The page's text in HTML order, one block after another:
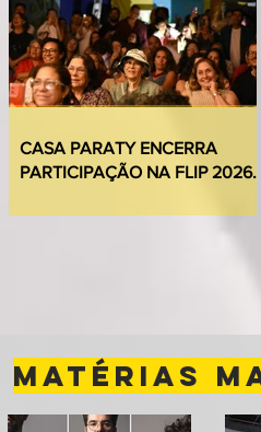
CASA PARATY ENCERRA
PARTICIPAÇÃO NA FLIP 2026
PARTICIPANTES
MATÉRIAS